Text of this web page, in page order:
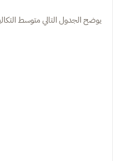
يوضح الجدول التالي متوسط